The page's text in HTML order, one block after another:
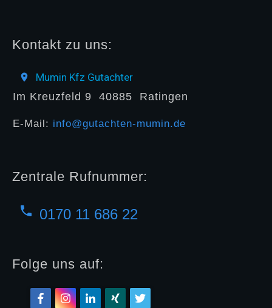
Kontakt zu uns:
Mumin Kfz Gutachter
Im Kreuzfeld 9 40885 Ratingen
E-Mail: info@gutachten-mumin.de
Zentrale Rufnummer:
0170 11 686 22
Folge uns auf: